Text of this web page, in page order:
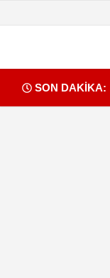
SON DAKİKA: